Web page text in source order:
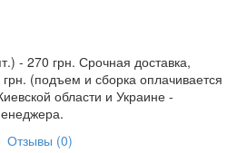
- 270 грн. Срочная доставка,
грн. (подъем и сборка оплачивается
области и Украине -
Отзывы (0)